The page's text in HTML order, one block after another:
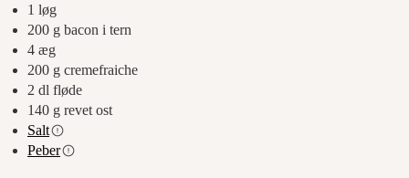
1 løg
200 g bacon i tern
4 æg
200 g cremefraiche
2 dl fløde
140 g revet ost
Salt
Peber